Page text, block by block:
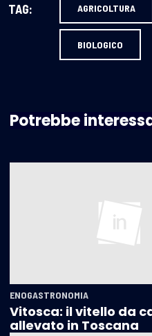
TAG: AGRICOLTURA
BIOLOGICO
Potrebbe
ENOGASTRONOMIA
Vitosca: il vitello da
allevato in Toscana